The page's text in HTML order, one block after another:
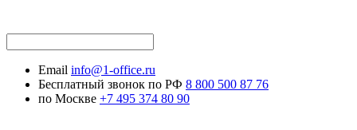
Email info@1-office.ru
Бесплатный звонок по РФ 8 800 500 87 76
по Москве +7 495 374 80 90